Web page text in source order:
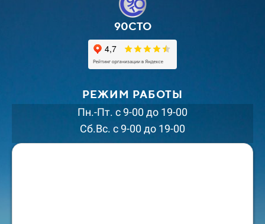
90СТО
РЕЖИМ РАБОТЫ
Пн.-Пт. с 9-00 до 19-00
Сб.Вс. с 9-00 до 19-00